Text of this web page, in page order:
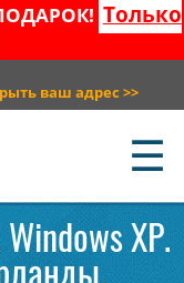
Только
ваш адрес >>
☰
XP.